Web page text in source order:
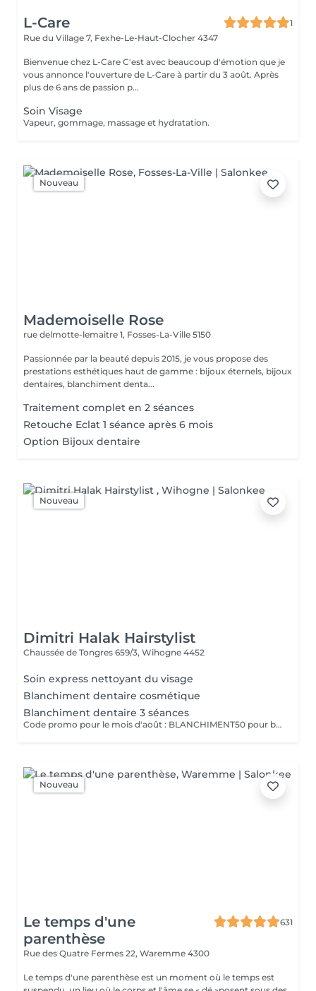
L-Care
1
Rue du Village 7, Fexhe-Le-Haut-Clocher 4347
Bienvenue chez L-Care C'est avec beaucoup d'émotion que je
vous annonce l'ouverture de L-Care à partir du 3 août. Après
plus de 6 ans de passion p...
Soin Visage
Vapeur, gommage, massage et hydratation.
Nouveau
Mademoiselle Rose
rue delmotte-lemaitre 1, Fosses-La-Ville 5150
Passionnée par la beauté depuis 2015, je vous propose des
prestations esthétiques haut de gamme : bijoux éternels, bijoux
dentaires, blanchiment denta...
Traitement complet en 2 séances
Retouche Eclat 1 séance après 6 mois
Option Bijoux dentaire
Nouveau
Dimitri Halak Hairstylist
Chaussée de Tongres 659/3, Wihogne 4452
Soin express nettoyant du visage
Blanchiment dentaire cosmétique
Blanchiment dentaire 3 séances
Code promo pour le mois d'août : BLANCHIMENT50 pour bénéficier de 50% sur la prestation. Indiquer le code promo lors de la réservation en ligne.
Nouveau
Le temps d'une
parenthèse
631
Rue des Quatre Fermes 22, Waremme 4300
Le temps d'une parenthèse est un moment où le temps est